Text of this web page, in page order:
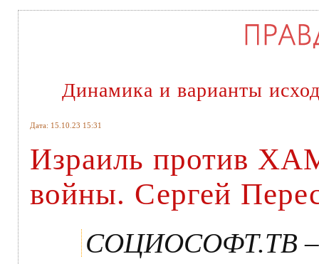
Динамика и варианты
Дата: 15.10.23 15:31
Израиль против
войны. Сергей
СОЦИОСОФТ.ТВ –